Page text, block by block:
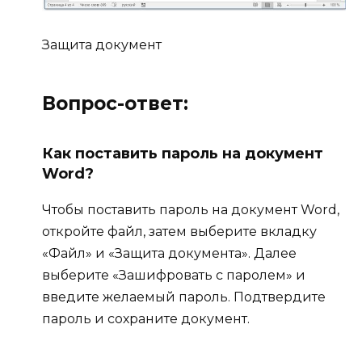
Защита документ
Вопрос-ответ:
Как поставить пароль на документ
Word?
Чтобы поставить пароль на документ Word,
откройте файл, затем выберите вкладку
«Файл» и «Защита документа». Далее
выберите «Зашифровать с паролем» и
введите желаемый пароль. Подтвердите
пароль и сохраните документ.